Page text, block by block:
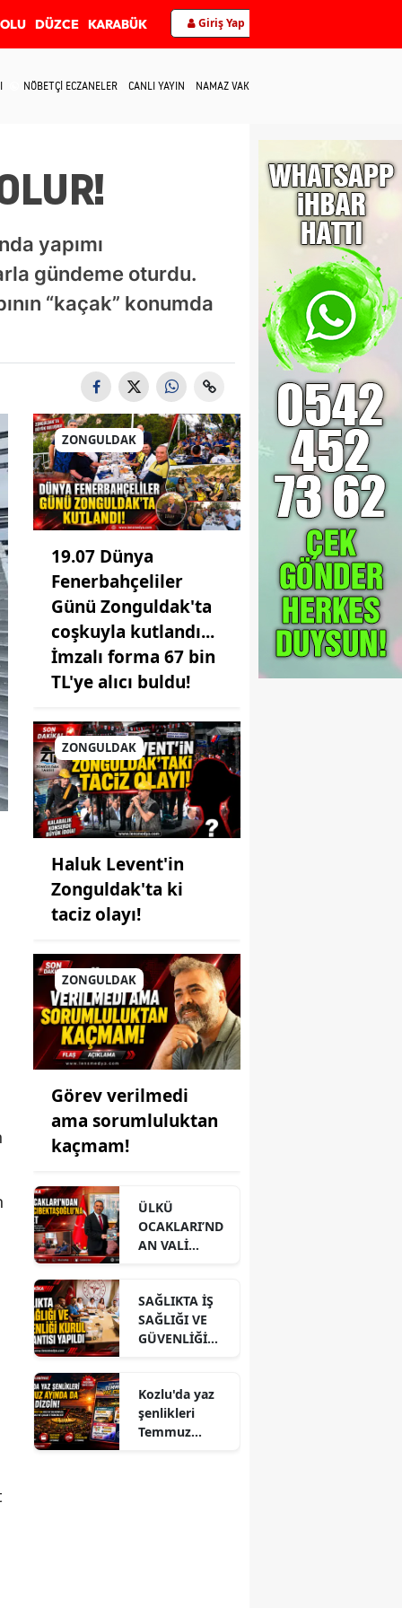
DÜZCE KARABÜK Giriş Yap
NÖBETÇİ ECZANELER CANLI YAYIN NAMAZ VAKİTLERİ
yapımı
gündeme oturdu.
“kaçak” konumda
ZONGULDAK
19.07 Dünya
Fenerbahçeliler
Günü Zonguldak'ta
coşkuyla kutlandı...
İmzalı forma 67 bin
TL'ye alıcı buldu!
ZONGULDAK
Haluk Levent'in
Zonguldak'ta ki
taciz olayı!
ZONGULDAK
Görev verilmedi
ama sorumluluktan
kaçmam!
ÜLKÜ
OCAKLARI’ND
AN VALİ
ZİYARET
SAĞLIKTA İŞ
SAĞLIĞI VE
GÜVENLİĞİ
YAPILDI
Kozlu'da yaz
şenlikleri
Temmuz